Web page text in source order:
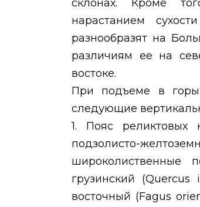
склонах. Кроме
нарастанием
разнообразят на
различиям ее на
востоке.
При подъеме в горы
следующие
1. Пояс реликтовых
подзолисто-
широколиственные
грузинский (Quercus
восточный (Fagus